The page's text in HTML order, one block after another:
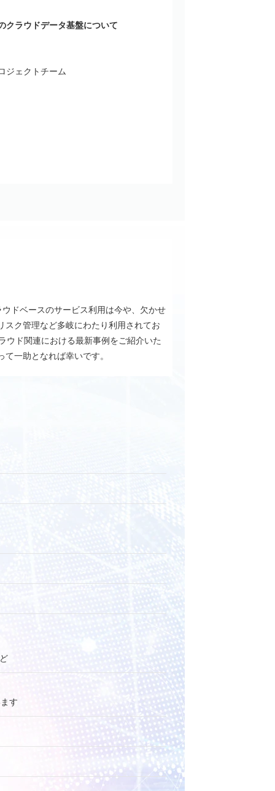
クラウドデータ基盤について
ェクトチーム
ドベースのサービス利用は今や、欠かせ
ク管理など多岐にわたり利用されてお
ウド関連における最新事例をご紹介いた
一助となれば幸いです。
す